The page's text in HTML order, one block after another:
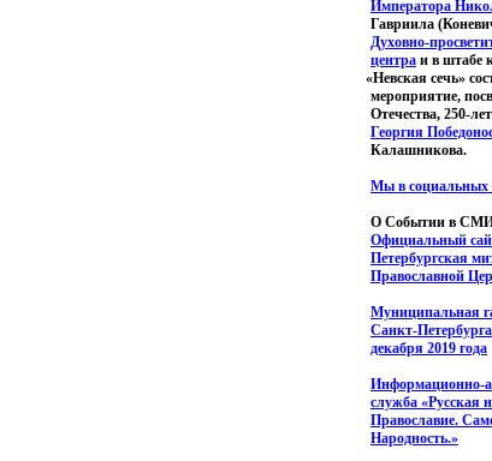
Императора
Гавриила
Духовно-
центра и в штабе
«Невская сечь»
мероприятие,
Отечества, 250-
Георгия
Калашникова.
Мы в социальных
О Событии в
Официальный
Петербургская
Православной
Муниципальная
Санкт-
декабря 2019 года
Информационно-
служба «Русская
Православие.
Народность.»